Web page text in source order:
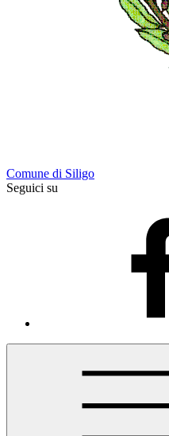
Comune di Siligo
Seguici su